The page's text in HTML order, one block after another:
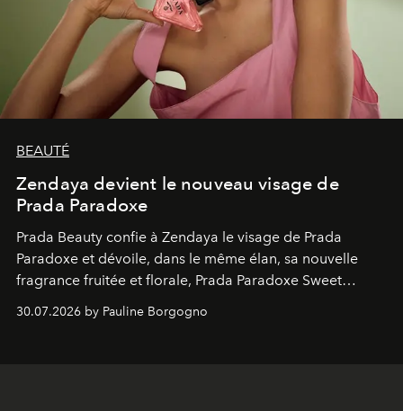
BEAUTÉ
Zendaya devient le nouveau visage de
Prada Paradoxe
Prada Beauty confie à Zendaya le visage de Prada
Paradoxe et dévoile, dans le même élan, sa nouvelle
fragrance fruitée et florale, Prada Paradoxe Sweet
Chemistry Eau de Parfum.
30.07.2026 by Pauline Borgogno